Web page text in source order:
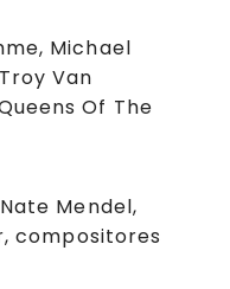
Michael
Van
Of The
Mendel,
compositores